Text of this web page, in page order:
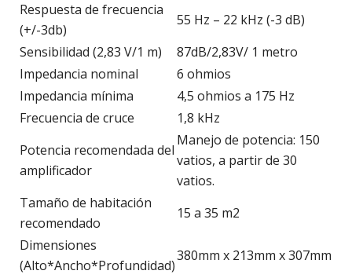
Respuesta de frecuencia
(+/-3db)
55 Hz – 22 kHz (-3 dB)
Sensibilidad (2,83 V/1 m)
87dB/2,83V/ 1 metro
Impedancia nominal
6 ohmios
Impedancia mínima
4,5 ohmios a 175 Hz
Frecuencia de cruce
1,8 kHz
Potencia recomendada del
amplificador
Manejo de potencia: 150
vatios, a partir de 30
vatios.
Tamaño de habitación
recomendado
15 a 35 m2
Dimensiones
(Alto*Ancho*Profundidad)
380mm x 213mm x 307mm